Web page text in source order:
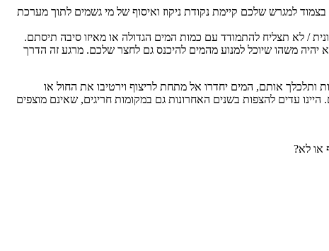
למגרש שלכם קיימת נקודת ניקוז ואיסוף של מי גשמים לתוך מערכת
/ לא תצליח להתמודד עם כמות המים הגדולה או מאיזו סיבה תיסתם.
יהיה משהו שיוכל למנוע מהמים להיכנס גם לחצר שלכם. מרגע זה הדרך
אותם, המים יחדרו אל מתחת לריצוף וירטיבו את החול או
עדים להצפות בשנים האחרונות גם במקומות חריגים, שאינם מוצפים
או לא?